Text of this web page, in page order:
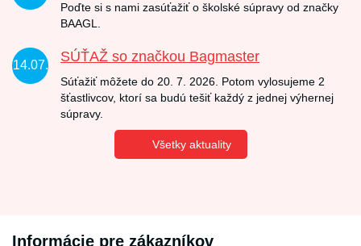
Poďte si s nami zasúťažiť o školské súpravy od značky
BAAGL.
14.07.
SÚŤAŽ so značkou Bagmaster
Súťažiť môžete do 20. 7. 2026. Potom vylosujeme 2
šťastlivcov, ktorí sa budú tešiť každý z jednej výhernej
súpravy.
Všetky aktuality
Informácie pre zákazníkov